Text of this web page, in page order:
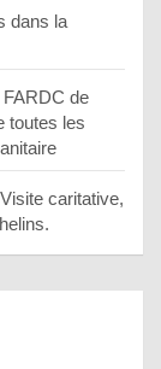
dans la
de
toutes les
caritative,